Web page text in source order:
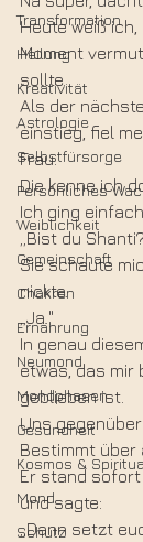
Transformation
Heilung
Kreativität
Astrologie
Selbstfürsorge
Persönliches
Weiblichkeit
Gemeinschaft
Chakren
Ernährung
Neumond
Mondphasen
Gesundheit
Kosmos &
Mond
Schutz
Heute weiß
Moment
sollte.
Als der
einstieg, fiel
Frau.
Die kenne ich
Ich ging
„Bist du
Sie schaute
nickte.
„Ja."
In genau
etwas, das mir
geblieben ist.
Uns
Bestimmt über
Er stand
und sagte:
„Dann setzt